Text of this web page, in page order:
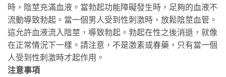
時，陰莖充滿血液。當勃起功能障礙發生時，足夠的血液不
流動導致勃起。當一個男人受到性刺激時，放鬆陰莖血管。
這允許血液流入陰莖，導致勃起。勃起在性之後消退，就像
在正常情況下一樣。請注意，不是激素或春藥，只有當一個
人受到性刺激時才起作用。
注意事項